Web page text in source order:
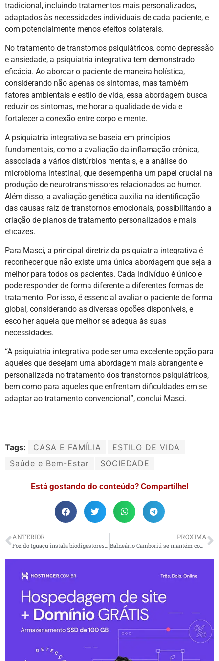
tradicional, incluindo tratamentos mais personalizados,
adaptados às necessidades individuais de cada paciente, e
com potencialmente menos efeitos colaterais.
No tratamento de transtornos psiquiátricos, como depressão
e ansiedade, a psiquiatria integrativa tem demonstrado
eficácia. Ao abordar o paciente de maneira holística,
considerando não apenas os sintomas, mas também
fatores ambientais e estilo de vida, essa abordagem busca
reduzir os sintomas, melhorar a qualidade de vida e
fortalecer a conexão entre corpo e mente.
A psiquiatria integrativa se baseia em princípios
fundamentais, como a avaliação da inflamação crônica,
associada a vários distúrbios mentais, e a análise do
microbioma intestinal, que desempenha um papel crucial na
produção de neurotransmissores relacionados ao humor.
Além disso, a avaliação genética auxilia na identificação
das causas raiz de transtornos emocionais, possibilitando a
criação de planos de tratamento personalizados e mais
eficazes.
Para Masci, a principal diretriz da psiquiatria integrativa é
reconhecer que não existe uma única abordagem que seja a
melhor para todos os pacientes. Cada indivíduo é único e
pode responder de forma diferente a diferentes formas de
tratamento. Por isso, é essencial avaliar o paciente de forma
global, considerando as diversas opções disponíveis, e
escolher aquela que melhor se adequa às suas
necessidades.
“A psiquiatria integrativa pode ser uma excelente opção para
aqueles que desejam uma abordagem mais abrangente e
personalizada no tratamento dos transtornos psiquiátricos,
bem como para aqueles que enfrentam dificuldades em se
adaptar ao tratamento convencional”, conclui Masci.
Tags: CASA E FAMÍLIA
ESTILO DE VIDA
Saúde e Bem-Estar
SOCIEDADE
Está gostando do conteúdo? Compartilhe!
ANTERIOR
Foz do Iguaçu instala biodigestores em escolas e comunidades
PRÓXIMA
Balneário Camboriú se mantém com m² mais valorizado no país